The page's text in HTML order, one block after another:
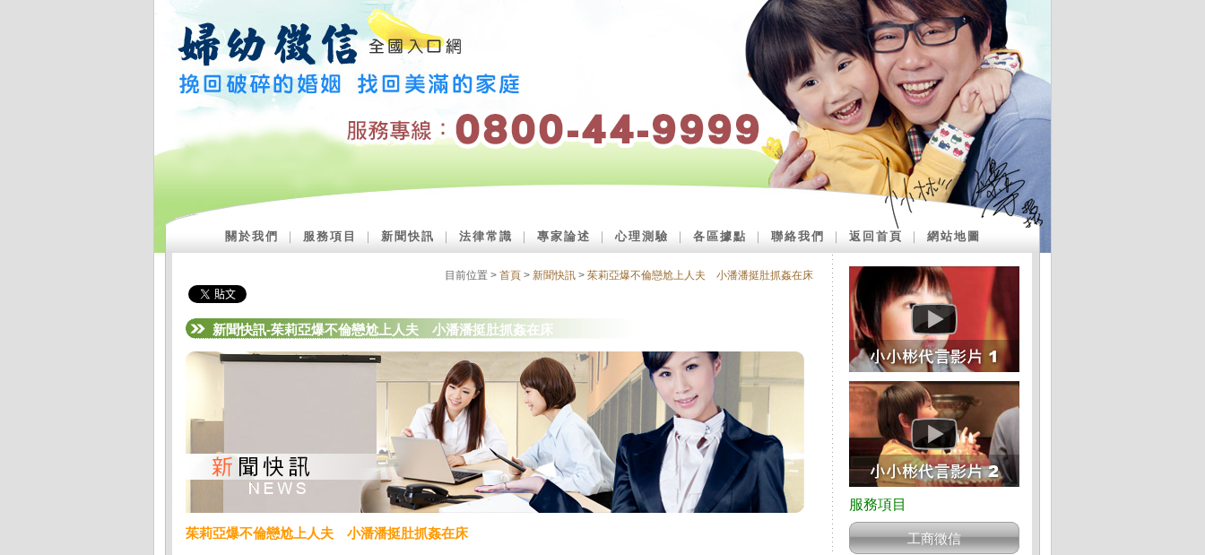
關於我們 服務項目 新聞快訊 法律常識 專家論述 ｜心理測驗 各區據點 聯絡我們 返回首頁 網站地圖
目前位置 > 首頁 > 新聞快訊 > 茱莉亞爆不倫戀尬上人夫 小潘潘挺肚抓姦在床
新聞快訊-茱莉亞爆不倫戀尬上人夫 小潘潘挺肚抓姦在床
茱莉亞爆不倫戀尬上人夫 小潘潘挺肚抓姦在床 工商徵信